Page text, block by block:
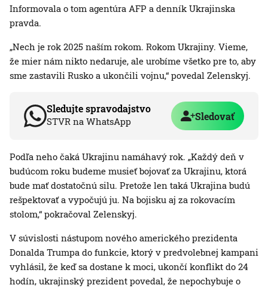
Informovala o tom agentúra AFP a denník Ukrajinska
pravda.
„Nech je rok 2025 naším rokom. Rokom Ukrajiny. Vieme,
že mier nám nikto nedaruje, ale urobíme všetko pre to, aby
sme zastavili Rusko a ukončili vojnu,“ povedal Zelenskyj.
Sledujte spravodajstvo
STVR na WhatsApp Sledovať
Podľa neho čaká Ukrajinu namáhavý rok. „Každý deň v
budúcom roku budeme musieť bojovať za Ukrajinu, ktorá
bude mať dostatočnú silu. Pretože len taká Ukrajina budú
rešpektovať a vypočujú ju. Na bojisku aj za rokovacím
stolom,“ pokračoval Zelenskyj.
V súvislosti nástupom nového amerického prezidenta
Donalda Trumpa do funkcie, ktorý v predvolebnej kampani
vyhlásil, že keď sa dostane k moci, ukončí konflikt do 24
hodín, ukrajinský prezident povedal, že nepochybuje o